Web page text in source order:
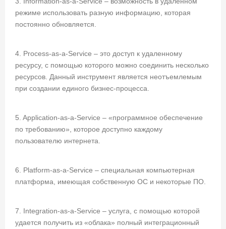
режиме использовать разную информацию, которая
постоянно обновляется.
4. Process-as-a-Service – это доступ к удаленному
ресурсу, с помощью которого можно соединить несколько
ресурсов. Данный инструмент является неотъемлемым
при создании единого бизнес-процесса.
5. Application-as-a-Service – «программное обеспечение
по требованию», которое доступно каждому
пользователю интернета.
6. Platform-as-a-Service – специальная компьютерная
платформа, имеющая собственную ОС и некоторые ПО.
7. Integration-as-a-Service – услуга, с помощью которой
удается получить из «облака» полный интеграционный